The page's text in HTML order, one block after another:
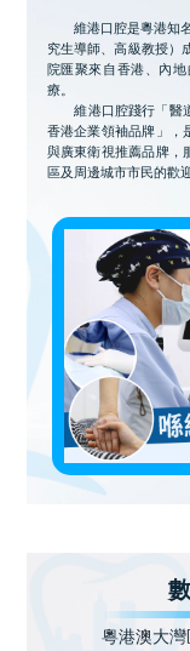
維港口腔是粵港知
究生導師、高級教授）
院匯聚來自香港、內
療。
維港口腔踐行「醫
香港企業領袖品牌」，
與廣東衛視推薦品牌，
區及周邊城市市民的歡
粵港澳大